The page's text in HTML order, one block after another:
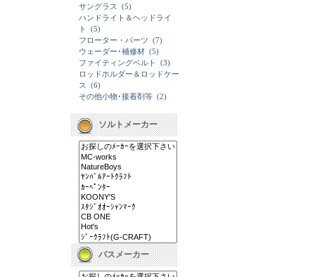
サングラス
(5)
ハンドライト＆ヘッドライ
ト
(5)
フローター・パーツ (7)
ウェーダー･補修材 (5)
ファイティングベルト
(3)
ロッドホルダー＆ロッドケー
ス
(6)
その他小物･接着剤等 (2)
ソルトメーカー
バスメーカー